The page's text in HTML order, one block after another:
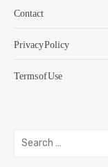
Contact
Privacy Policy
Terms of Use
Search
for: